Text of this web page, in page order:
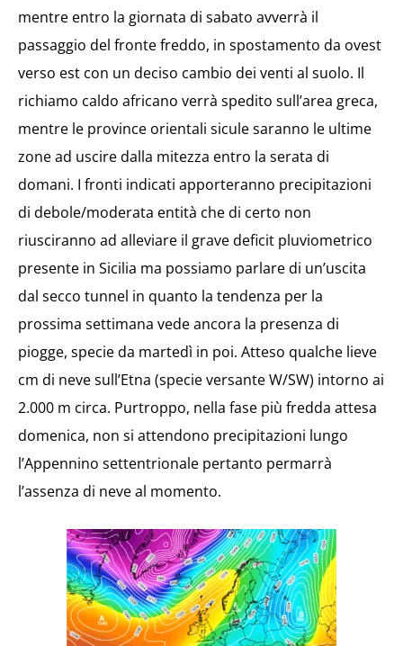
mentre entro la giornata di sabato avverrà il
passaggio del fronte freddo, in spostamento da ovest
verso est con un deciso cambio dei venti al suolo. Il
richiamo caldo africano verrà spedito sull’area greca,
mentre le province orientali sicule saranno le ultime
zone ad uscire dalla mitezza entro la serata di
domani. I fronti indicati apporteranno precipitazioni
di debole/moderata entità che di certo non
riusciranno ad alleviare il grave deficit pluviometrico
presente in Sicilia ma possiamo parlare di un’uscita
dal secco tunnel in quanto la tendenza per la
prossima settimana vede ancora la presenza di
piogge, specie da martedì in poi. Atteso qualche lieve
cm di neve sull’Etna (specie versante W/SW) intorno ai
2.000 m circa. Purtroppo, nella fase più fredda attesa
domenica, non si attendono precipitazioni lungo
l’Appennino settentrionale pertanto permarrà
l’assenza di neve al momento.